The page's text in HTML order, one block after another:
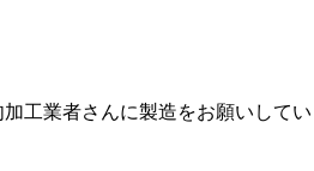
工業者さんに製造をお願いして